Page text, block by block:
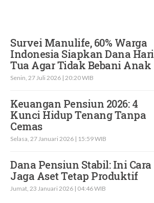
Survei Manulife, 60% Warga
Indonesia Siapkan Dana Hari
Tua Agar Tidak Bebani Anak
Senin, 27 Juli 2026 | 20:20 WIB
Keuangan Pensiun 2026: 4
Kunci Hidup Tenang Tanpa
Cemas
Selasa, 27 Januari 2026 | 15:59 WIB
Dana Pensiun Stabil: Ini Cara
Jaga Aset Tetap Produktif
Jumat, 23 Januari 2026 | 04:46 WIB